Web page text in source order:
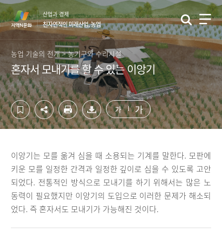
컨
텐
츠
영
역
바
로
가
기
하
단
영
역
바
로
가
기
산업과 경제
친자연적인 미래산업, 농업
농업 기술의 전개 > 농기구와 수리시설
혼자서 모내기를 할 수 있는 이앙기
가 가
이앙기는 모를 옮겨 심을 때 소용되는 기계를 말한다. 모판에
키운 모를 일정한 간격과 일정한 깊이로 심을 수 있도록 고안
되었다. 전통적인 방식으로 모내기를 하기 위해서는 많은 노
동력이 필요했지만 이앙기의 도입으로 이러한 문제가 해소되
었다. 즉 혼자서도 모내기가 가능해진 것이다.